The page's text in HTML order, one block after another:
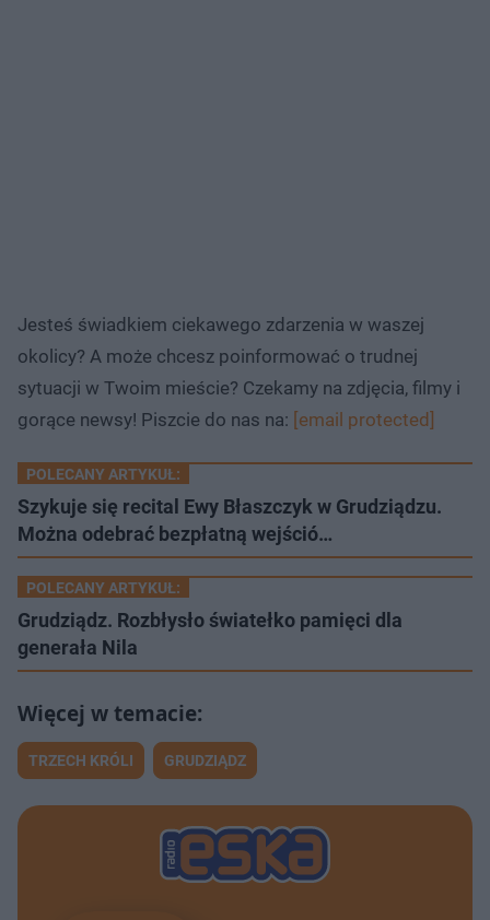
Jesteś świadkiem ciekawego zdarzenia w waszej
okolicy? A może chcesz poinformować o trudnej
sytuacji w Twoim mieście? Czekamy na zdjęcia, filmy i
gorące newsy! Piszcie do nas na: [email protected]
POLECANY ARTYKUŁ:
Szykuje się recital Ewy Błaszczyk w Grudziądzu.
Można odebrać bezpłatną wejśció…
POLECANY ARTYKUŁ:
Grudziądz. Rozbłysło światełko pamięci dla
generała Nila
TRZECH KRÓLI GRUDZIĄDZ